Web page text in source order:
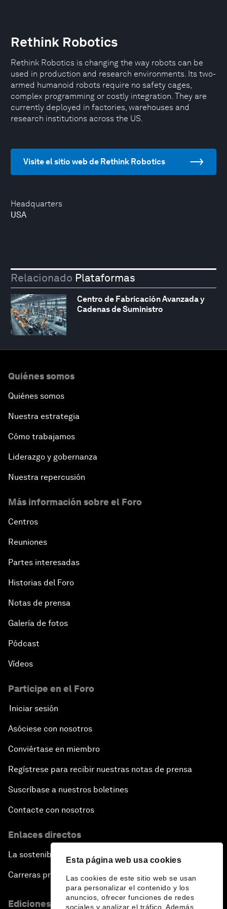
Esta página web usa cookies
Las cookies de este sitio web se usan
para personalizar el contenido y los
anuncios, ofrecer funciones de redes
sociales y analizar el tráfico. Además,
Headquarters
USA
Rethink Robotics
Rethink Robotics is changing the way robots can be
used in production and research environments. Its two-
armed humanoid robots require no safety cages,
complex programming or costly integration. They are
currently deployed in factories, warehouses and
research institutions across the US.
Visite el sitio web de Rethink Robotics
Relacionado Plataformas
Centro de Fabricación Avanzada y
Cadenas de Suministro
Quiénes somos
Quiénes somos
Nuestra estrategia
Cómo trabajamos
Liderazgo y gobernanza
Nuestra repercusión
Más información sobre el Foro
Centros
Reuniones
Partes interesadas
Historias del Foro
Notas de prensa
Galería de fotos
Pódcast
Vídeos
Participe en el Foro
Iniciar sesión
Asóciese con nosotros
Conviértase en miembro
Regístrese para recibir nuestras notas de prensa
Suscríbase a nuestros boletines
Contacte con nosotros
Enlaces directos
La sostenibilidad en el Foro
Carreras profesionales
Ediciones en otros idiomas